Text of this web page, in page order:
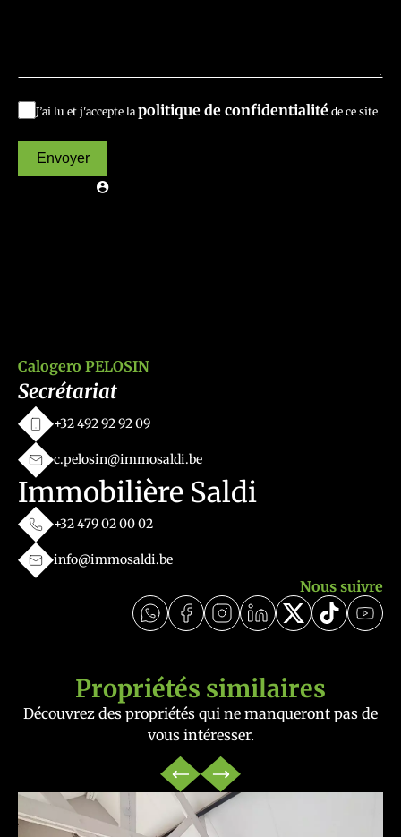
J’ai lu et j'accepte la politique de confidentialité de ce site
Envoyer
Calogero PELOSIN
Secrétariat
+32 492 92 92 09
c.pelosin@immosaldi.be
Immobilière Saldi
+32 479 02 00 02
info@immosaldi.be
Nous suivre
Propriétés similaires
Découvrez des propriétés qui ne manqueront pas de
vous intéresser.